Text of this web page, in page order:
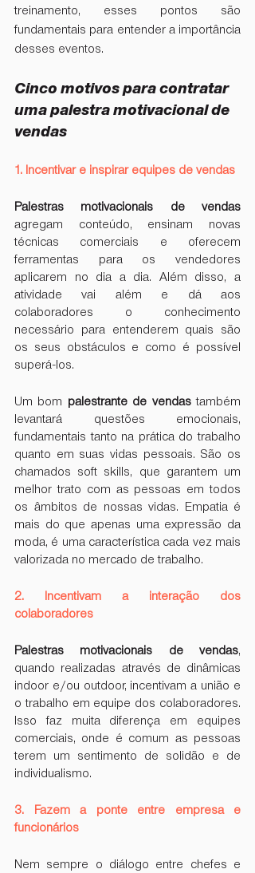
treinamento, esses pontos são
fundamentais para entender a importância
desses eventos.
Cinco motivos para contratar
uma palestra motivacional de
vendas
1. Incentivar e inspirar equipes de vendas
Palestras motivacionais de vendas
agregam conteúdo, ensinam novas
técnicas comerciais e oferecem
ferramentas para os vendedores
aplicarem no dia a dia. Além disso, a
atividade vai além e dá aos
colaboradores o conhecimento
necessário para entenderem quais são
os seus obstáculos e como é possível
superá-los.
Um bom palestrante de vendas também
levantará questões emocionais,
fundamentais tanto na prática do trabalho
quanto em suas vidas pessoais. São os
chamados soft skills, que garantem um
melhor trato com as pessoas em todos
os âmbitos de nossas vidas. Empatia é
mais do que apenas uma expressão da
moda, é uma característica cada vez mais
valorizada no mercado de trabalho.
2. Incentivam a interação dos
colaboradores
Palestras motivacionais de vendas,
quando realizadas através de dinâmicas
indoor e/ou outdoor, incentivam a união e
o trabalho em equipe dos colaboradores.
Isso faz muita diferença em equipes
comerciais, onde é comum as pessoas
terem um sentimento de solidão e de
individualismo.
3. Fazem a ponte entre empresa e
funcionários
Nem sempre o diálogo entre chefes e